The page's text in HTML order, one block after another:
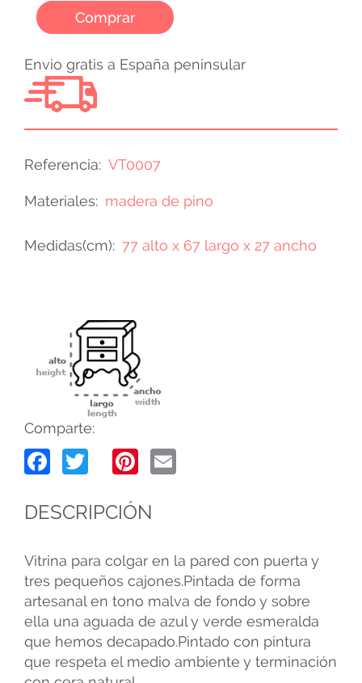
Comprar
Envio gratis a España peninsular
Referencia VT0007
Materiales madera de pino
Medidas(cm) 77 alto x 67 largo x 27 ancho
Comparte:
Facebook
TwitterPinterest
DESCRIPCIÓN
Vitrina para colgar en la pared con puerta y
tres pequeños cajones.Pintada de forma
artesanal en tono malva de fondo y sobre
ella una aguada de azul y verde esmeralda
que hemos decapado.Pintado con pintura
que respeta el medio ambiente y terminación